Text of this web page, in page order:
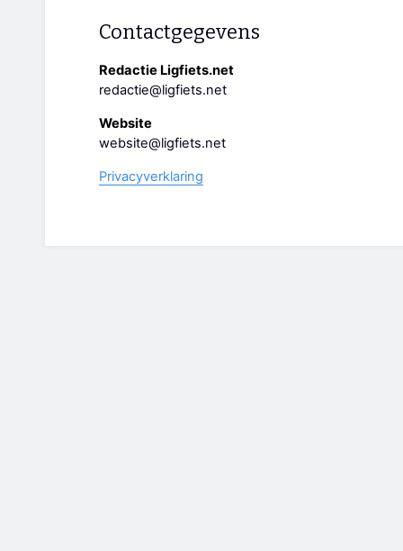
Contactgegevens
Redactie Ligfiets.net
redactie@ligfiets.net
Website
website@ligfiets.net
Privacyverklaring